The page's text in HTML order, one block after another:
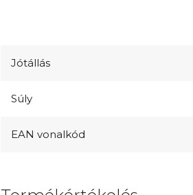
Jótállás
Súly
EAN vonalkód